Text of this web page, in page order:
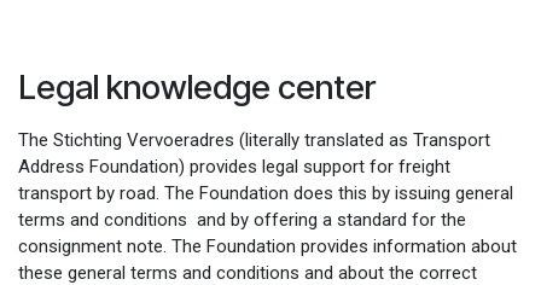
Legal knowledge center
The Stichting Vervoeradres (literally translated as Transport
Address Foundation) provides legal support for freight
transport by road. The Foundation does this by issuing general
terms and conditions and by offering a standard for the
consignment note. The Foundation provides information about
these general terms and conditions and about the correct